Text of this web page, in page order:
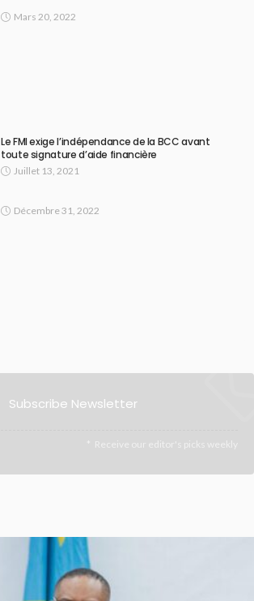
Mars 20, 2022
Le FMI exige l’indépendance de la BCC avant
toute signature d’aide financière
Juillet 13, 2021
Décembre 31, 2022
Subscribe Newsletter
Receive our editor's picks weekly